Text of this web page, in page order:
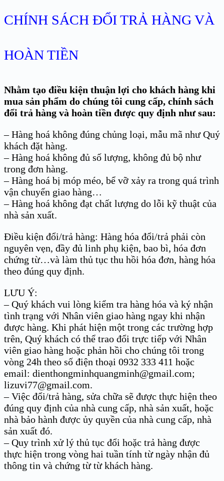
CHÍNH SÁCH ĐỔI TRẢ HÀNG VÀ
HOÀN TIỀN
Nhằm tạo điều kiện thuận lợi cho khách hàng khi
mua sản phẩm do chúng tôi cung cấp, chính sách
đổi trả hàng và hoàn tiền được quy định như sau:
– Hàng hoá không đúng chủng loại, mẫu mã như Quý
khách đặt hàng.
– Hàng hoá không đủ số lượng, không đủ bộ như
trong đơn hàng.
– Hàng hoá bị móp méo, bể vỡ xảy ra trong quá trình
vận chuyển giao hàng…
– Hàng hoá không đạt chất lượng do lỗi kỹ thuật của
nhà sản xuất.
Điều kiện đổi/trả hàng: Hàng hóa đổi/trả phải còn
nguyên vẹn, đầy đủ linh phụ kiện, bao bì, hóa đơn
chứng từ…và làm thủ tục thu hồi hóa đơn, hàng hóa
theo đúng quy định.
LƯU Ý:
– Quý khách vui lòng kiểm tra hàng hóa và ký nhận
tình trạng với Nhân viên giao hàng ngay khi nhận
được hàng. Khi phát hiện một trong các trường hợp
trên, Quý khách có thể trao đổi trực tiếp với Nhân
viên giao hàng hoặc phản hồi cho chúng tôi trong
vòng 24h theo số điện thoại 0932 333 411 hoặc
email: dienthongminhquangminh@gmail.com;
lizuvi77@gmail.com.
– Việc đổi/trả hàng, sửa chữa sẽ được thực hiện theo
đúng quy định của nhà cung cấp, nhà sản xuất, hoặc
nhà bảo hành được ủy quyền của nhà cung cấp, nhà
sản xuất đó.
– Quy trình xử lý thủ tục đổi hoặc trả hàng được
thực hiện trong vòng hai tuần tính từ ngày nhận đủ
thông tin và chứng từ từ khách hàng.